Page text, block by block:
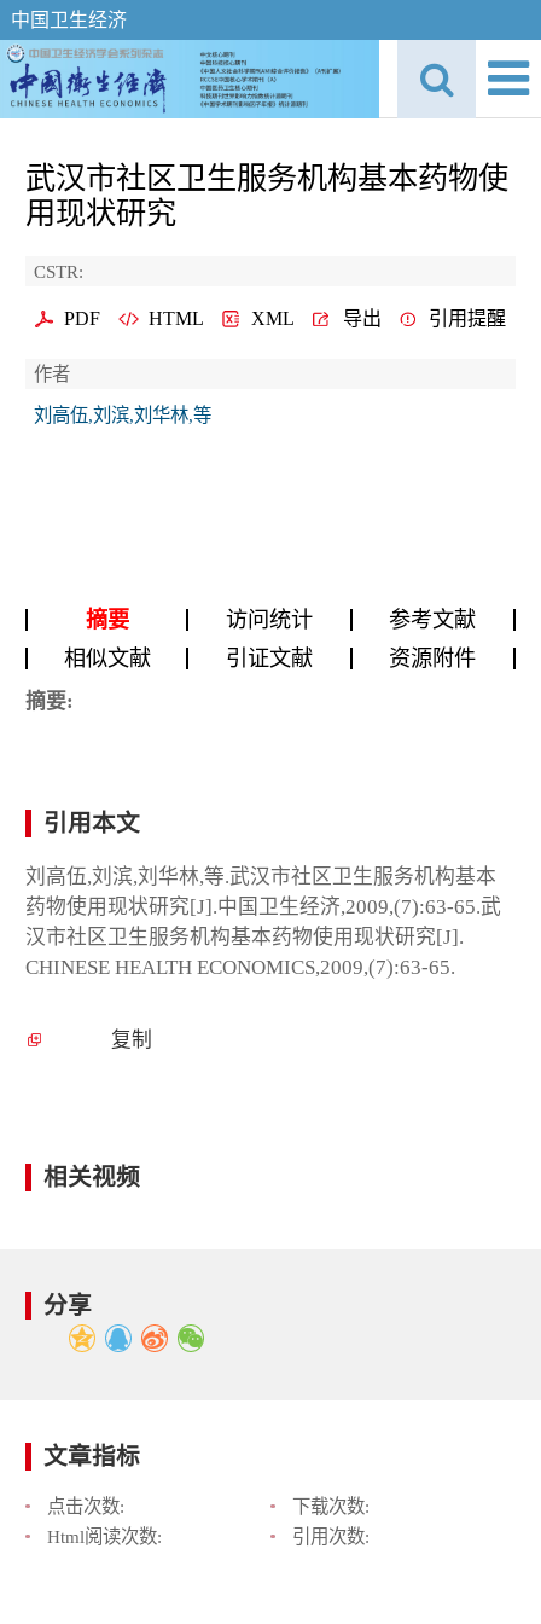
中国卫生经济
武汉市社区卫生服务机构基本药物使
用现状研究
CSTR:
PDF HTML XML 导出 引用提醒
作者
刘高伍,刘滨,刘华林,等
摘要 访问统计
参考文献
相似文献
引证文献 资源附件
摘要:
引用本文
刘高伍,刘滨,刘华林,等.武汉市社区卫生服务机构基本
药物使用现状研究[J].中国卫生经济,2009,(7):63-65.武
汉市社区卫生服务机构基本药物使用现状研究[J].
CHINESE HEALTH ECONOMICS,2009,(7):63-65.
复制
相关视频
分享
文章指标
点击次数:
下载次数:
Html阅读次数:
引用次数: